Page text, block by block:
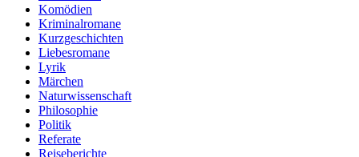
Komödien
Kriminalromane
Kurzgeschichten
Liebesromane
Lyrik
Märchen
Naturwissenschaft
Philosophie
Politik
Referate
Reiseberichte